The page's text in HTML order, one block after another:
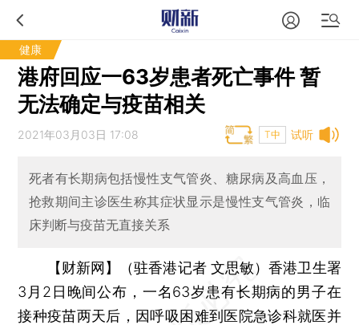
健康
港府回应一63岁患者死亡事件 暂
无法确定与疫苗相关
试听
2021年03月03日 17:08 T中
死者有长期病包括慢性支气管炎、糖尿病及高血压，
抢救期间主诊医生称其症状显示是慢性支气管炎，临
床判断与疫苗无直接关系
【财新网】（驻香港记者 文思敏）香港卫生署
3月2日晚间公布，一名63岁患有长期病的男子在
接种疫苗两天后，因呼吸困难到医院急诊科就医并